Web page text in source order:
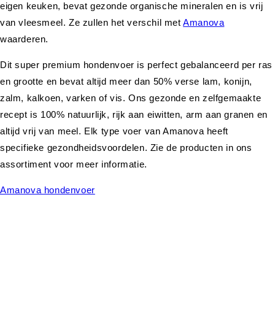
eigen keuken, bevat gezonde organische mineralen en is vrij
van vleesmeel. Ze zullen het verschil metAmanova
waarderen.
Dit super premium hondenvoer is perfect gebalanceerd per ras
en grootte en bevat altijd meer dan 50% verse lam, konijn,
zalm, kalkoen, varken of vis. Ons gezonde en zelfgemaakte
recept is 100% natuurlijk, rijk aan eiwitten, arm aan granen en
altijd vrij van meel. Elk type voer van Amanova heeft
specifieke gezondheidsvoordelen. Zie de producten in ons
assortiment voor meer informatie.
Amanova hondenvoer